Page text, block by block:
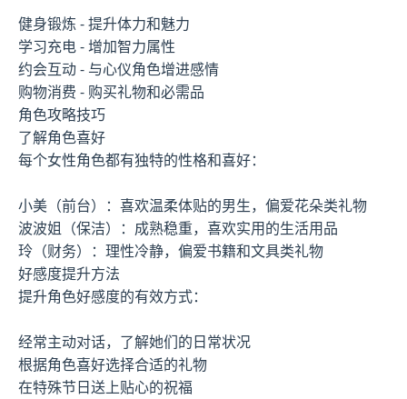
健身锻炼 - 提升体力和魅力
学习充电 - 增加智力属性
约会互动 - 与心仪角色增进感情
购物消费 - 购买礼物和必需品
角色攻略技巧
了解角色喜好
每个女性角色都有独特的性格和喜好：
小美（前台）：喜欢温柔体贴的男生，偏爱花朵类礼物
波波姐（保洁）：成熟稳重，喜欢实用的生活用品
玲（财务）：理性冷静，偏爱书籍和文具类礼物
好感度提升方法
提升角色好感度的有效方式：
经常主动对话，了解她们的日常状况
根据角色喜好选择合适的礼物
在特殊节日送上贴心的祝福